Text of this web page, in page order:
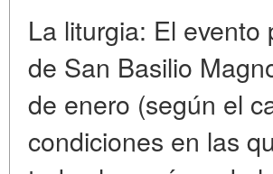
La liturgia: El
de San Basilio
de enero (según el
condiciones en las